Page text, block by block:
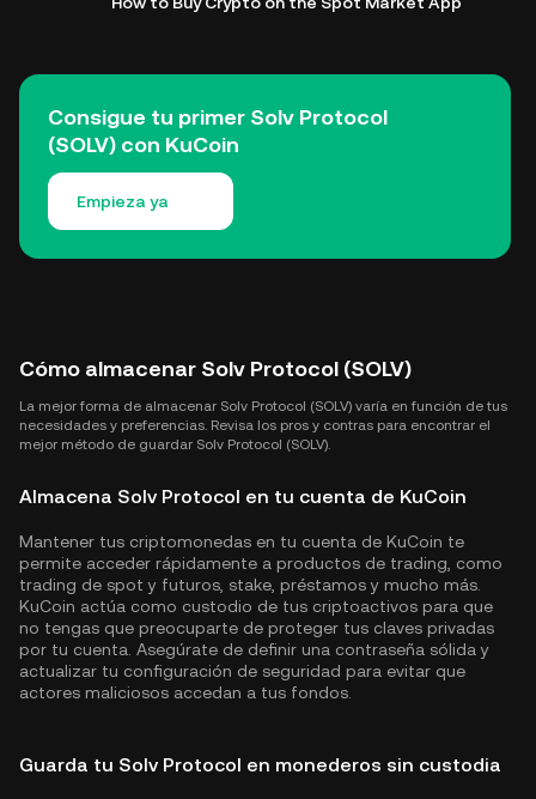
Consigue tu primer Solv Protocol
(SOLV) con KuCoin
Empieza ya
Cómo almacenar Solv Protocol (SOLV)
La mejor forma de almacenar Solv Protocol (SOLV) varía en función de tus
necesidades y preferencias. Revisa los pros y contras para encontrar el
mejor método de guardar Solv Protocol (SOLV).
Almacena Solv Protocol en tu cuenta de KuCoin
Mantener tus criptomonedas en tu cuenta de KuCoin te
permite acceder rápidamente a productos de trading, como
trading de spot y futuros, stake, préstamos y mucho más.
KuCoin actúa como custodio de tus criptoactivos para que
no tengas que preocuparte de proteger tus claves privadas
por tu cuenta. Asegúrate de definir una contraseña sólida y
actualizar tu configuración de seguridad para evitar que
actores maliciosos accedan a tus fondos.
Guarda tu Solv Protocol en monederos sin custodia